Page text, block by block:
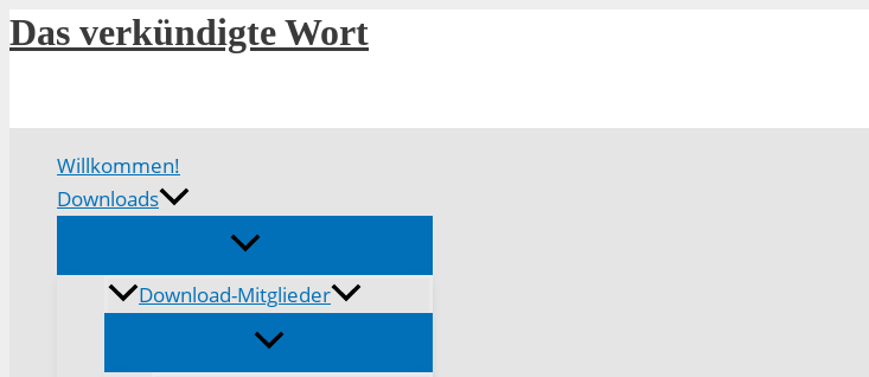
Zum
Inhalt
Das verkündigte Wort
Willkommen!
Downloads
Download-Mitglieder